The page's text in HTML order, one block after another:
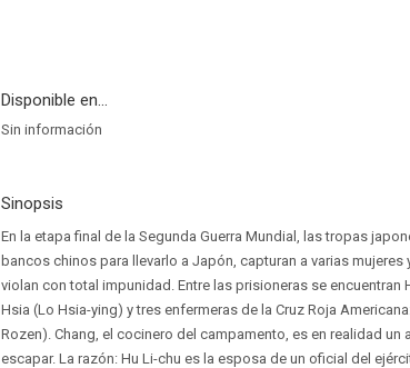
Disponible en...
Sin información
Sinopsis
En la etapa final de la Segunda Guerra Mundial, las tropas
bancos chinos para llevarlo a Japón, capturan a varias
violan con total impunidad. Entre las prisioneras se encuentran
Hsia (Lo Hsia-ying) y tres enfermeras de la Cruz Roja
Rozen). Chang, el cocinero del campamento, es en realidad
escapar. La razón: Hu Li-chu es la esposa de un oficial del